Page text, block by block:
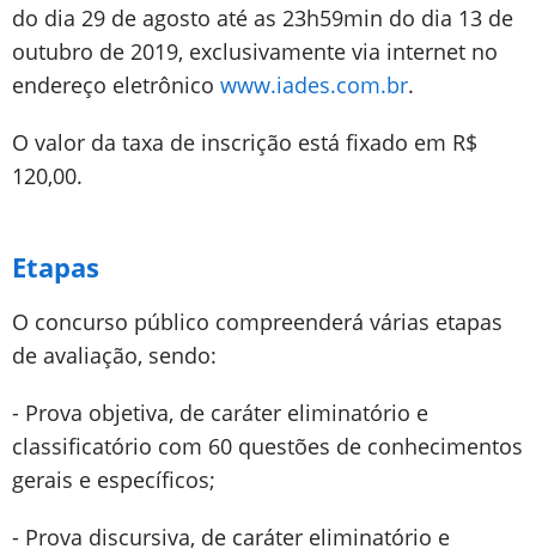
do dia 29 de agosto até as 23h59min do dia 13 de
outubro de 2019, exclusivamente via internet no
endereço eletrônico www.iades.com.br.
O valor da taxa de inscrição está fixado em R$
120,00.
Etapas
O concurso público compreenderá várias etapas
de avaliação, sendo:
- Prova objetiva, de caráter eliminatório e
classificatório com 60 questões de conhecimentos
gerais e específicos;
- Prova discursiva, de caráter eliminatório e